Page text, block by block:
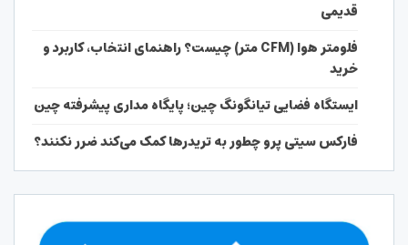
قدیمی
فلومتر هوا (CFM متر) چیست؟ راهنمای انتخاب، کاربرد و
خرید
ایستگاه فضایی تیانگونگ چین؛ پایگاه مداری پیشرفته چین
فارکس سیتی پرو چطور به تریدرها کمک می‌کند ضرر نکنند؟